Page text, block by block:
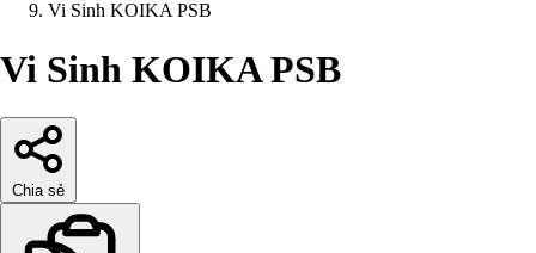
Vi Sinh KOIKA PSB
Vi Sinh KOIKA PSB
Chia sẻ